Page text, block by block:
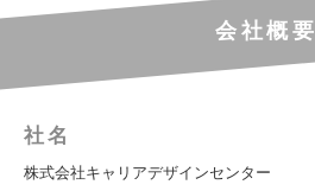
会社概要
社名
株式会社キャリアデザインセンター